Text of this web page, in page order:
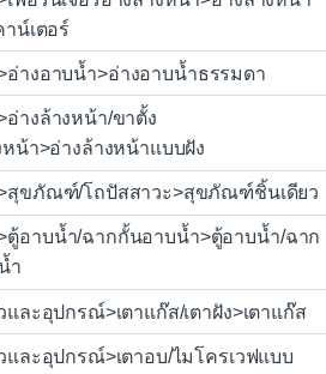
น์เตอร์
อ่างอาบน้ำ>อ่างอาบน้ำธรรมดา
อ่างล้างหน้า/ขาตั้ง
หน้า>อ่างล้างหน้าแบบฝัง
สุขภัณฑ์/โถปัสสาวะ>สุขภัณฑ์ชิ้นเดียว
ตู้อาบน้ำ/ฉากกั้นอาบน้ำ>ตู้อาบน้ำ/ฉาก
ำ
ละอุปกรณ์>เตาแก๊ส/เตาฝัง>เตาแก๊ส
และอุปกรณ์>เตาอบ/ไมโครเวฟแบบ